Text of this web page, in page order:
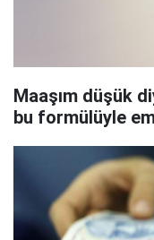
Maaşım düşük
bu formülüyle